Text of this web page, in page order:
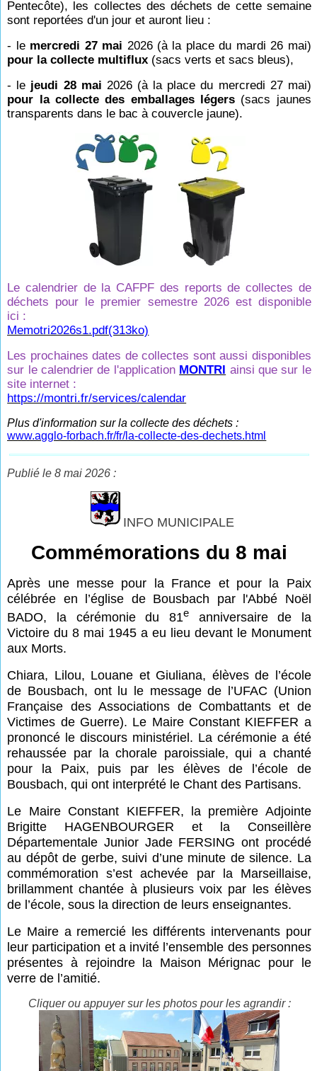
Pentecôte), les collectes des déchets de cette semaine
sont reportées d'un jour et auront lieu :
- le mercredi 27 mai 2026 (à la place du mardi 26 mai)
pour la collecte multiflux (sacs verts et sacs bleus),
- le jeudi 28 mai 2026 (à la place du mercredi 27 mai)
pour la collecte des emballages légers (sacs jaunes
transparents dans le bac à couvercle jaune).
Le calendrier de la CAFPF des reports de collectes de
déchets pour le premier semestre 2026 est disponible
ici :
Memotri2026s1.pdf(313ko)
Les prochaines dates de collectes sont aussi disponibles
sur le calendrier de l'application MONTRI ainsi que sur le
site internet :
https://montri.fr/services/calendar
Plus d'information sur la collecte des déchets :
www.agglo-forbach.fr/fr/la-collecte-des-dechets.html
Publié le 8 mai 2026 :
INFO MUNICIPALE
Commémorations du 8 mai
Après une messe pour la France et pour la Paix
célébrée en l’église de Bousbach par l'Abbé Noël
BADO, la cérémonie du 81eanniversaire de la
Victoire du 8 mai 1945 a eu lieu devant le Monument
aux Morts.
Chiara, Lilou, Louane et Giuliana, élèves de l’école
de Bousbach, ont lu le message de l’UFAC (Union
Française des Associations de Combattants et de
Victimes de Guerre). Le Maire Constant KIEFFER a
prononcé le discours ministériel. La cérémonie a été
rehaussée par la chorale paroissiale, qui a chanté
pour la Paix, puis par les élèves de l’école de
Bousbach, qui ont interprété le Chant des Partisans.
Le Maire Constant KIEFFER, la première Adjointe
Brigitte HAGENBOURGER et la Conseillère
Départementale Junior Jade FERSING ont procédé
au dépôt de gerbe, suivi d’une minute de silence. La
commémoration s’est achevée par la Marseillaise,
brillamment chantée à plusieurs voix par les élèves
de l’école, sous la direction de leurs enseignantes.
Le Maire a remercié les différents intervenants pour
leur participation et a invité l’ensemble des personnes
présentes à rejoindre la Maison Mérignac pour le
verre de l’amitié.
Cliquer ou appuyer sur les photos pour les agrandir :